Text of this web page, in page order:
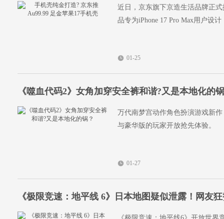
近日，京东旗下京造生活品牌正
品专为iPhone 17 Pro Max用户设
01-25
《噬血代码2》女角加穿安全裤和谐?又是本地化的
万代南梦宫动作角色扮演游戏新
与豪华版的玩家开放抢先体验。
01-27
《极限竞速：地平线 6》日本地图疑似泄露！网友